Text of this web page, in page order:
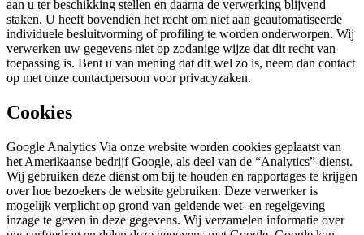
aan u ter beschikking stellen en daarna de verwerking blijvend
staken. U heeft bovendien het recht om niet aan geautomatiseerde
individuele besluitvorming of profiling te worden onderworpen. Wij
verwerken uw gegevens niet op zodanige wijze dat dit recht van
toepassing is. Bent u van mening dat dit wel zo is, neem dan contact
op met onze contactpersoon voor privacyzaken.
Cookies
Google Analytics Via onze website worden cookies geplaatst van
het Amerikaanse bedrijf Google, als deel van de “Analytics”-dienst.
Wij gebruiken deze dienst om bij te houden en rapportages te krijgen
over hoe bezoekers de website gebruiken. Deze verwerker is
mogelijk verplicht op grond van geldende wet- en regelgeving
inzage te geven in deze gegevens. Wij verzamelen informatie over